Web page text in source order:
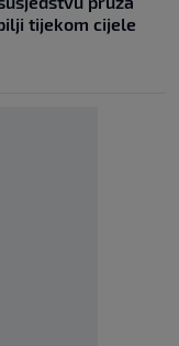
tijekom cijele